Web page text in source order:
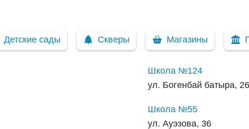
Детские сады Скверы Магазины
Школа №124
ул. Богенбай батыра,
Школа №55
ул. Ауэзова, 36